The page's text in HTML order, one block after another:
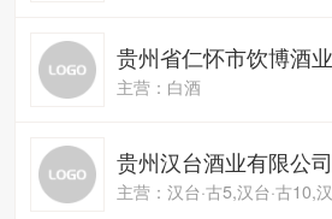
贵州省仁怀市饮博酒
主营：白酒
贵州汉台酒业有限公司
主营：汉台·古5,汉台·古10,